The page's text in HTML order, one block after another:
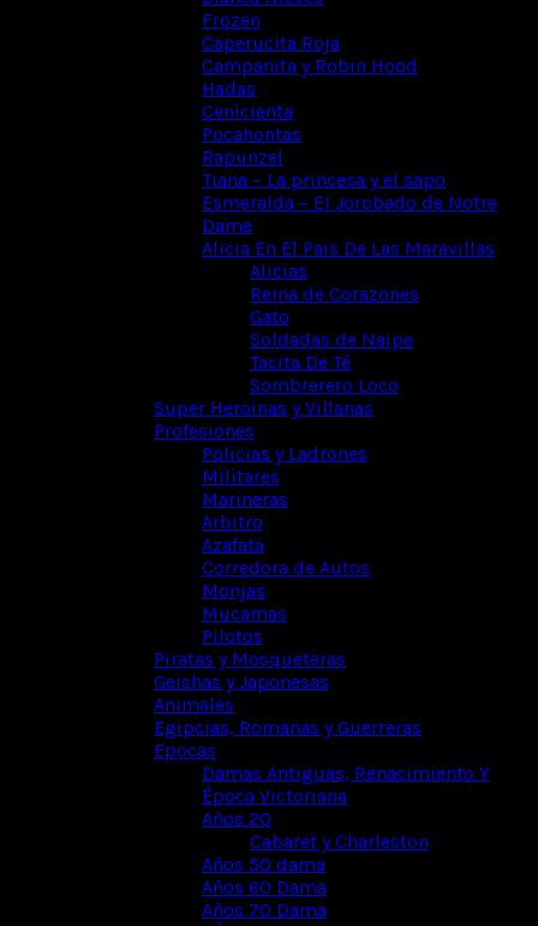
Frozen
Caperucita Roja
Campanita y Robin Hood
Hadas
Cenicienta
Pocahontas
Rapunzel
Tiana – La princesa y el sapo
Esmeralda – El Jorobado de Notre
Dame
Alicia En El Pais De Las Maravillas
Alicias
Reina de Corazones
Gato
Soldadas de Naipe
Tacita De Té
Sombrerero Loco
Super Heroinas y Villanas
Profesiones
Policias y Ladrones
Militares
Marineras
Arbitro
Azafata
Corredora de Autos
Monjas
Mucamas
Pilotos
Piratas y Mosqueteras
Geishas y Japonesas
Animales
Egipcias, Romanas y Guerreras
Epocas
Damas Antiguas, Renacimiento Y
Época Victoriana
Años 20
Cabaret y Charleston
Años 50 dama
Años 60 Dama
Años 70 Dama